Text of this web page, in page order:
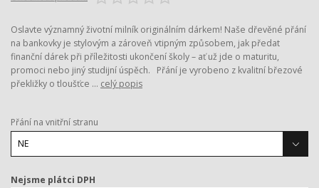
Oslavte významný životní milník originálním dárkem! Naše dřevěné přání
na bankovky je stylovým a zároveň vtipným způsobem, jak předat
finanční dárek při příležitosti ukončení školy – ať už jde o maturitu,
promoci nebo jiný studijní úspěch. Přání je vyrobeno z kvalitní březové
překližky o tloušťce ... celý popis
Přání na vnitřní stranu
Nejsme plátci DPH